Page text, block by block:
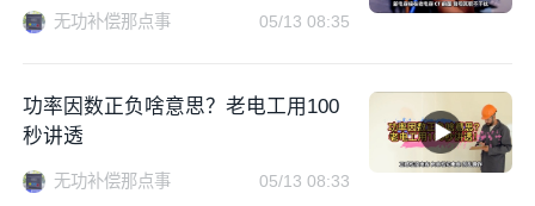
无功补偿那点事 05/13 08:35
功率因数正负啥意思？老电工用100
秒讲透
无功补偿那点事 05/13 08:33